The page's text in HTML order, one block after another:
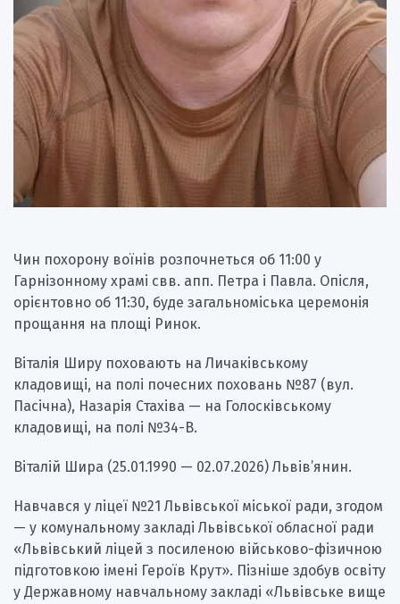
Чин похорону воїнів розпочнеться об 11:00 у
Гарнізонному храмі свв. апп. Петра і Павла. Опісля,
орієнтовно об 11:30, буде загальноміська церемонія
прощання на площі Ринок.
Віталія Ширу поховають на Личаківському
кладовищі, на полі почесних поховань №87 (вул.
Пасічна), Назарія Стахіва — на Голосківському
кладовищі, на полі №34-В.
Віталій Шира (25.01.1990 — 02.07.2026) Львів’янин.
Навчався у ліцеї №21 Львівської міської ради, згодом
— у комунальному закладі Львівської обласної ради
«Львівський ліцей з посиленою військово-фізичною
підготовкою імені Героїв Крут». Пізніше здобув освіту
у Державному навчальному закладі «Львівське вище